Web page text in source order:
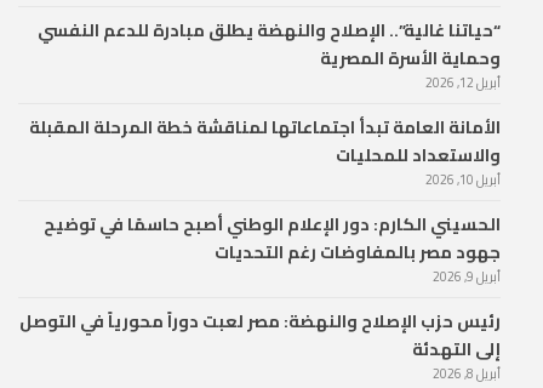
“حياتنا غالية”.. الإصلاح والنهضة يطلق مبادرة للدعم النفسي
وحماية الأسرة المصرية
أبريل 12, 2026
الأمانة العامة تبدأ اجتماعاتها لمناقشة خطة المرحلة المقبلة
والاستعداد للمحليات
أبريل 10, 2026
الحسيني الكارم: دور الإعلام الوطني أصبح حاسمًا في توضيح
جهود مصر بالمفاوضات رغم التحديات
أبريل 9, 2026
رئيس حزب الإصلاح والنهضة: مصر لعبت دوراً محورياً في التوصل
إلى التهدئة
أبريل 8, 2026